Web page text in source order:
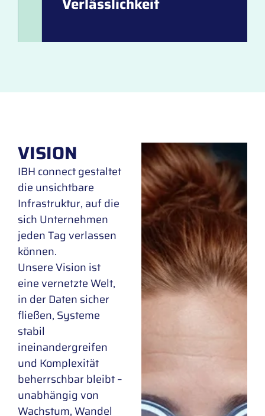
VISION
IBH connect gestaltet
die unsichtbare
Infrastruktur, auf die
sich Unternehmen
jeden Tag verlassen
können.
Unsere Vision ist
eine vernetzte Welt,
in der Daten sicher
fließen, Systeme
stabil
ineinandergreifen
und Komplexität
beherrschbar bleibt –
unabhängig von
Wachstum, Wandel